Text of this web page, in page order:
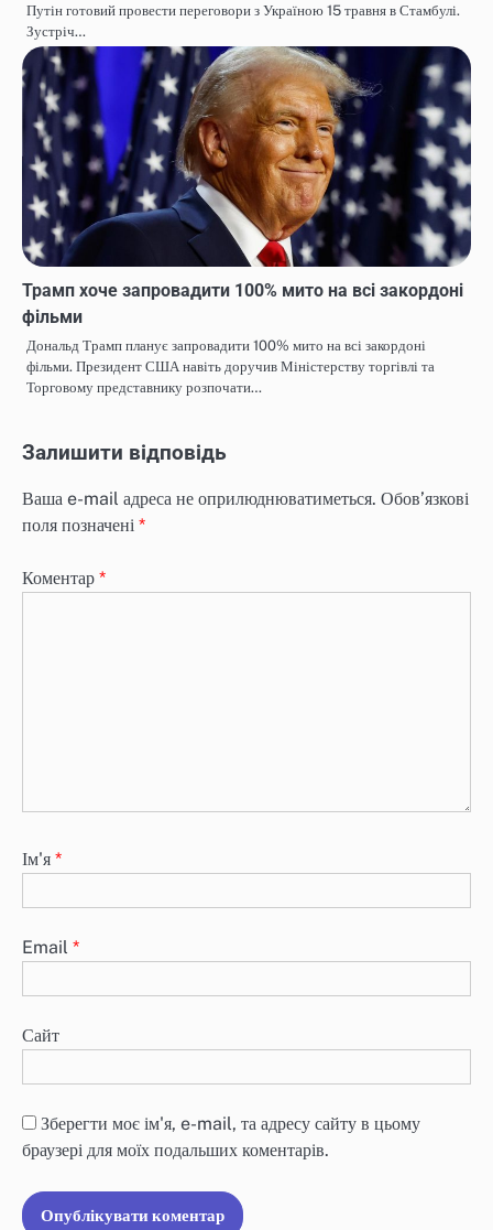
Путін готовий провести переговори з Україною 15 травня в Стамбулі.
Зустріч…
Трамп хоче запровадити 100% мито на всі закордоні
фільми
Дональд Трамп планує запровадити 100% мито на всі закордоні
фільми. Президент США навіть доручив Міністерству торгівлі та
Торговому представнику розпочати…
Залишити відповідь
Ваша e-mail адреса не оприлюднюватиметься. Обов’язкові
поля позначені *
Коментар *
Ім'я *
Email *
Сайт
Зберегти моє ім'я, e-mail, та адресу сайту в цьому
браузері для моїх подальших коментарів.